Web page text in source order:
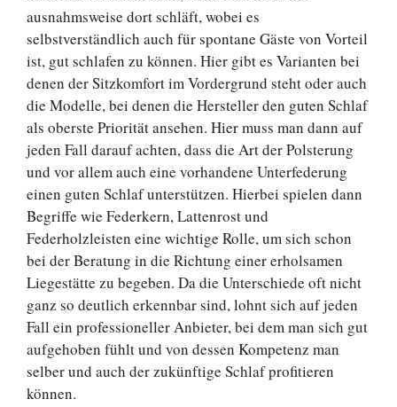
ausnahmsweise dort schläft, wobei es
selbstverständlich auch für spontane Gäste von Vorteil
ist, gut schlafen zu können. Hier gibt es Varianten bei
denen der Sitzkomfort im Vordergrund steht oder auch
die Modelle, bei denen die Hersteller den guten Schlaf
als oberste Priorität ansehen. Hier muss man dann auf
jeden Fall darauf achten, dass die Art der Polsterung
und vor allem auch eine vorhandene Unterfederung
einen guten Schlaf unterstützen. Hierbei spielen dann
Begriffe wie Federkern, Lattenrost und
Federholzleisten eine wichtige Rolle, um sich schon
bei der Beratung in die Richtung einer erholsamen
Liegestätte zu begeben. Da die Unterschiede oft nicht
ganz so deutlich erkennbar sind, lohnt sich auf jeden
Fall ein professioneller Anbieter, bei dem man sich gut
aufgehoben fühlt und von dessen Kompetenz man
selber und auch der zukünftige Schlaf profitieren
können.